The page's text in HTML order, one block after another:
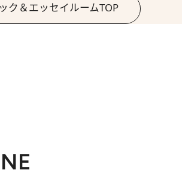
ク＆エッセイルームTOP